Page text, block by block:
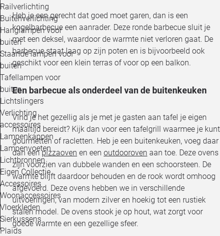
Railverlichting
Buitenverlichting
Hanglampen voor
buiten
Staande lampen voor
buiten
Tafellampen voor
buiten
Lichtslingers
Verlichting
accessoires
Lampenkappen
Lampenvoeten
Lichtbronnen
Eigen Collectie
Accessoires
Woonaccessoires
Vloerkleden
Sierkussens
Plaids
Heb je een gerecht dat goed moet garen, dan is een
kogelbarbecue een aanrader. Deze ronde barbecue sluit je
met een deksel, waardoor de warmte niet verloren gaat. De
barbecue staat laag op zijn poten en is bijvoorbeeld ook
geschikt voor een klein terras of voor op een balkon.
Een barbecue als onderdeel van de buitenkeuken
Vind je het gezellig als je met je gasten aan tafel je eigen
maaltijd bereidt? Kijk dan voor een tafelgrill waarmee je kunt
gourmetten of racletten. Heb je een buitenkeuken, voeg daar
dan eenpizzaoven en een outdooroven aan toe. Deze ovens
zijn voorzien van dubbele wanden en een schoorsteen. De
warmte blijft daardoor behouden en de rook wordt omhoog
afgevoerd. Deze ovens hebben we in verschillende
uitvoeringen, van modern zilver en hoekig tot een rustiek
stalen model. De ovens stook je op hout, wat zorgt voor
goede warmte en een gezellige sfeer.